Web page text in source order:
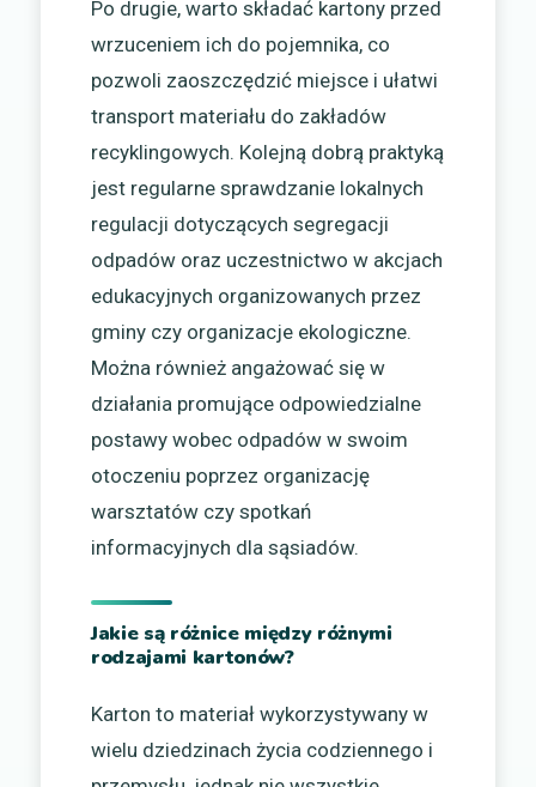
Po drugie, warto składać kartony przed
wrzuceniem ich do pojemnika, co
pozwoli zaoszczędzić miejsce i ułatwi
transport materiału do zakładów
recyklingowych. Kolejną dobrą praktyką
jest regularne sprawdzanie lokalnych
regulacji dotyczących segregacji
odpadów oraz uczestnictwo w akcjach
edukacyjnych organizowanych przez
gminy czy organizacje ekologiczne.
Można również angażować się w
działania promujące odpowiedzialne
postawy wobec odpadów w swoim
otoczeniu poprzez organizację
warsztatów czy spotkań
informacyjnych dla sąsiadów.
Jakie są różnice między różnymi
rodzajami kartonów?
Karton to materiał wykorzystywany w
wielu dziedzinach życia codziennego i